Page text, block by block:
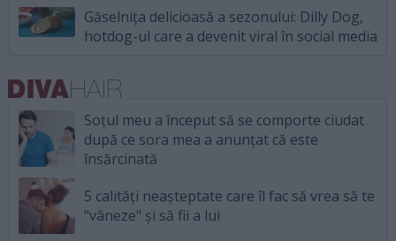
Găselnița delicioasă a sezonului: Dilly Dog,
hotdog-ul care a devenit viral în social media
Soțul meu a început să se comporte ciudat
după ce sora mea a anunțat că este
însărcinată
5 calități neașteptate care îl fac să vrea să te
"vâneze" și să fii a lui